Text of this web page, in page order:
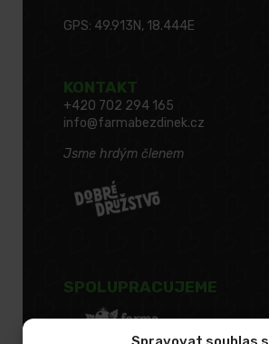
GPS: 49.913N, 18.444E
KONTAKT
+420 702 294 165
info@farmabezdinek.cz
Jsme hrdým členem
SPOLUPRACUJEME